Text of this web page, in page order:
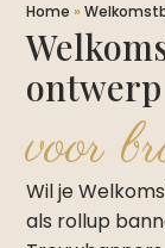
Home »
voor
Wil je
als rollup